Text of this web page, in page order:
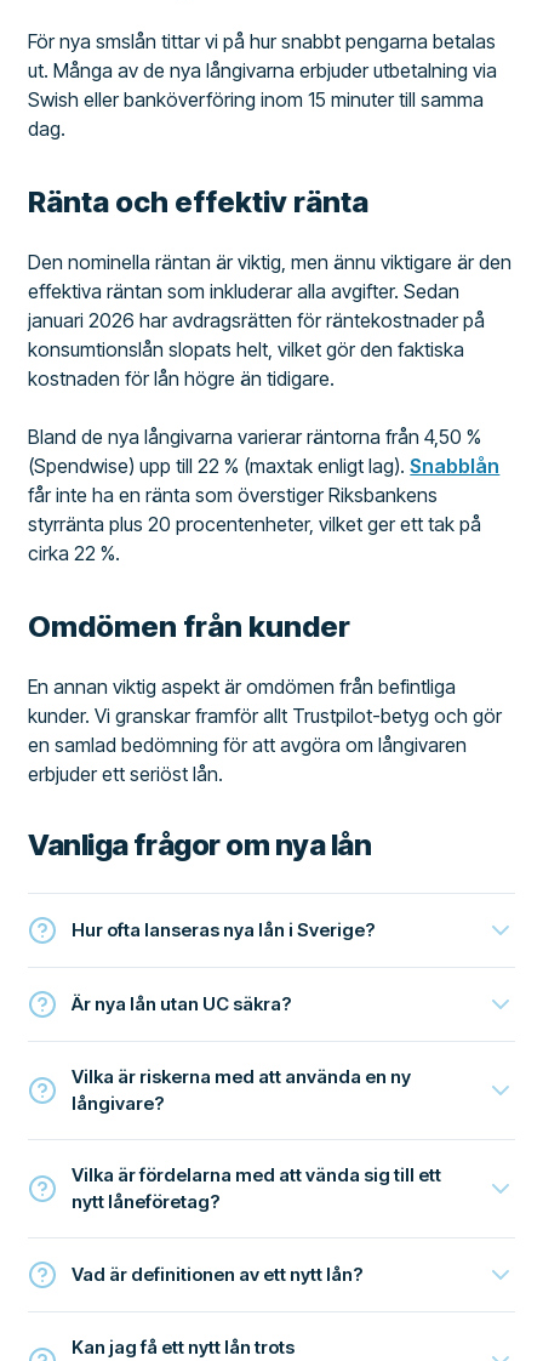
För nya smslån tittar vi på hur snabbt pengarna betalas
ut. Många av de nya långivarna erbjuder utbetalning via
Swish eller banköverföring inom 15 minuter till samma
dag.
Ränta och effektiv ränta
Den nominella räntan är viktig, men ännu viktigare är den
effektiva räntan som inkluderar alla avgifter. Sedan
januari 2026 har avdragsrätten för räntekostnader på
konsumtionslån slopats helt, vilket gör den faktiska
kostnaden för lån högre än tidigare.
Bland de nya långivarna varierar räntorna från 4,50 %
(Spendwise) upp till 22 % (maxtak enligt lag).Snabblån
får inte ha en ränta som överstiger Riksbankens
styrränta plus 20 procentenheter, vilket ger ett tak på
cirka 22 %.
Omdömen från kunder
En annan viktig aspekt är omdömen från befintliga
kunder. Vi granskar framför allt Trustpilot-betyg och gör
en samlad bedömning för att avgöra om långivaren
erbjuder ett seriöst lån.
Vanliga frågor om nya lån
Hur ofta lanseras nya lån i Sverige?
Är nya lån utan UC säkra?
Vilka är riskerna med att använda en ny
långivare?
Vilka är fördelarna med att vända sig till ett
nytt låneföretag?
Vad är definitionen av ett nytt lån?
Kan jag få ett nytt lån trots